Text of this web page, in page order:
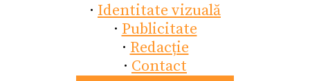
· Identitate vizuală
· Publicitate
· Redacție
· Contact